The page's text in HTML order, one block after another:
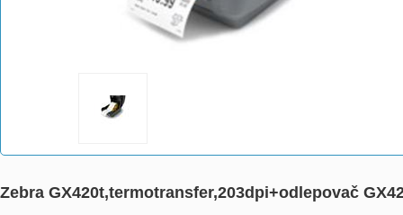
Zebra GX420t,termotransfer,203dpi+odlepovač